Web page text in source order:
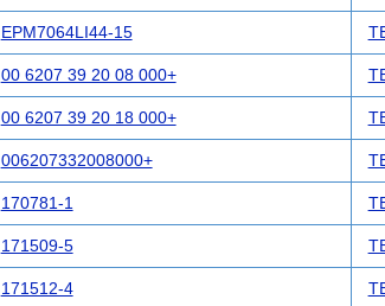
EPM7064LI44-15
00 6207 39 20 08 000+
00 6207 39 20 18 000+
006207332008000+
170781-1
171509-5
171512-4